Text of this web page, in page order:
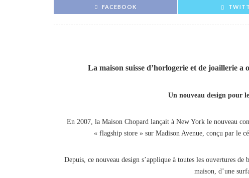
FACEBOOK
La maison suisse d’horlogerie et de joaillerie
Un nouveau design pour
En 2007, la Maison Chopard lançait à New York le nouveau
« flagship store » sur Madison Avenue, conçu par le
Depuis, ce nouveau design s’applique à toutes les ouvertures
maison, d’une